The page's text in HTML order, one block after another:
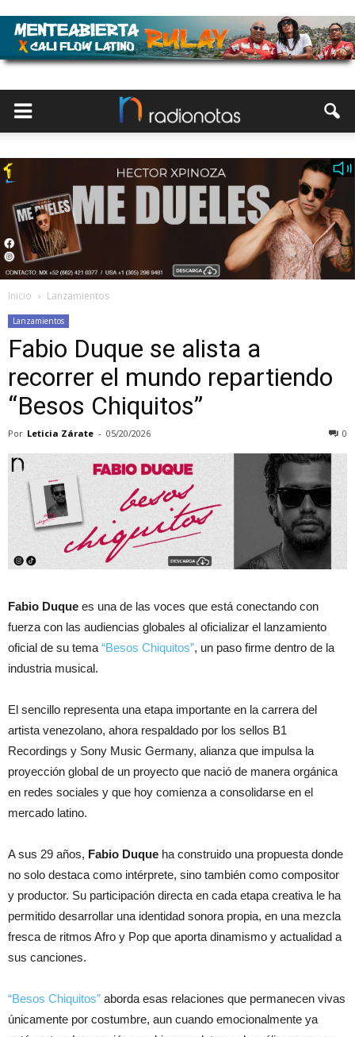
Inicio Lanzamientos
Lanzamientos
Fabio Duque se alista a
recorrer el mundo repartiendo
“Besos Chiquitos”
Por Leticia Zárate - 05/20/2026 0
Fabio Duque es una de las voces que está conectando con
fuerza con las audiencias globales al oficializar el lanzamiento
oficial de su tema “Besos Chiquitos”, un paso firme dentro de la
industria musical.
El sencillo representa una etapa importante en la carrera del
artista venezolano, ahora respaldado por los sellos B1
Recordings y Sony Music Germany, alianza que impulsa la
proyección global de un proyecto que nació de manera orgánica
en redes sociales y que hoy comienza a consolidarse en el
mercado latino.
A sus 29 años, Fabio Duque ha construido una propuesta donde
no solo destaca como intérprete, sino también como compositor
y productor. Su participación directa en cada etapa creativa le ha
permitido desarrollar una identidad sonora propia, en una mezcla
fresca de ritmos Afro y Pop que aporta dinamismo y actualidad a
sus canciones.
“Besos Chiquitos” aborda esas relaciones que permanecen vivas
únicamente por costumbre, aun cuando emocionalmente ya